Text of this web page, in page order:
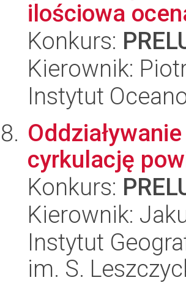
ilościowa
Konkurs:
Kierownik:
Instytut
cyrkulację
Konkurs:
Kierownik:
Instytut
im. S.